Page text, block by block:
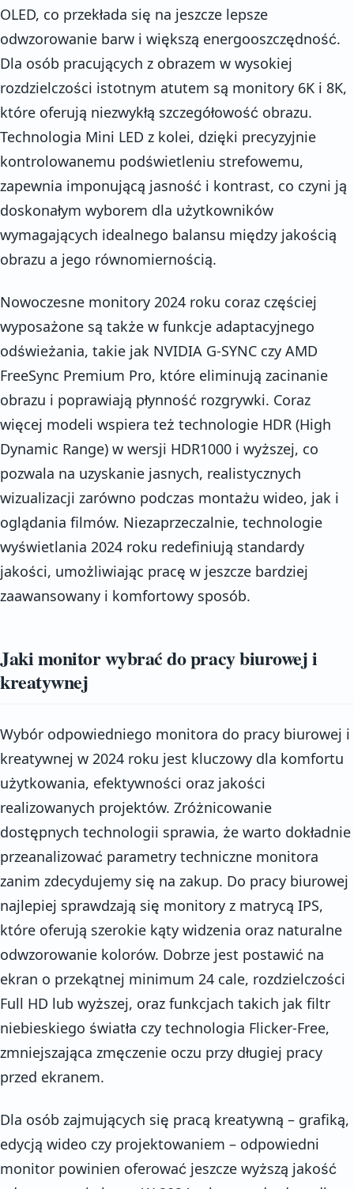
OLED, co przekłada się na jeszcze lepsze
odwzorowanie barw i większą energooszczędność.
Dla osób pracujących z obrazem w wysokiej
rozdzielczości istotnym atutem są monitory 6K i 8K,
które oferują niezwykłą szczegółowość obrazu.
Technologia Mini LED z kolei, dzięki precyzyjnie
kontrolowanemu podświetleniu strefowemu,
zapewnia imponującą jasność i kontrast, co czyni ją
doskonałym wyborem dla użytkowników
wymagających idealnego balansu między jakością
obrazu a jego równomiernością.
Nowoczesne monitory 2024 roku coraz częściej
wyposażone są także w funkcje adaptacyjnego
odświeżania, takie jak NVIDIA G-SYNC czy AMD
FreeSync Premium Pro, które eliminują zacinanie
obrazu i poprawiają płynność rozgrywki. Coraz
więcej modeli wspiera też technologie HDR (High
Dynamic Range) w wersji HDR1000 i wyższej, co
pozwala na uzyskanie jasnych, realistycznych
wizualizacji zarówno podczas montażu wideo, jak i
oglądania filmów. Niezaprzeczalnie, technologie
wyświetlania 2024 roku redefiniują standardy
jakości, umożliwiając pracę w jeszcze bardziej
zaawansowany i komfortowy sposób.
Jaki monitor wybrać do pracy biurowej i
kreatywnej
Wybór odpowiedniego monitora do pracy biurowej i
kreatywnej w 2024 roku jest kluczowy dla komfortu
użytkowania, efektywności oraz jakości
realizowanych projektów. Zróżnicowanie
dostępnych technologii sprawia, że warto dokładnie
przeanalizować parametry techniczne monitora
zanim zdecydujemy się na zakup. Do pracy biurowej
najlepiej sprawdzają się monitory z matrycą IPS,
które oferują szerokie kąty widzenia oraz naturalne
odwzorowanie kolorów. Dobrze jest postawić na
ekran o przekątnej minimum 24 cale, rozdzielczości
Full HD lub wyższej, oraz funkcjach takich jak filtr
niebieskiego światła czy technologia Flicker-Free,
zmniejszająca zmęczenie oczu przy długiej pracy
przed ekranem.
Dla osób zajmujących się pracą kreatywną – grafiką,
edycją wideo czy projektowaniem – odpowiedni
monitor powinien oferować jeszcze wyższą jakość